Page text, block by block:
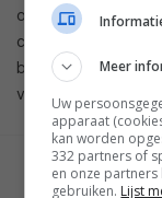
ondersteuning met
camera snel uitzet
bestellen, dan kun
verwachten.
Meer
Uw
apparaat
kan worden
332 partners of
en onze
gebruiken. Lijst